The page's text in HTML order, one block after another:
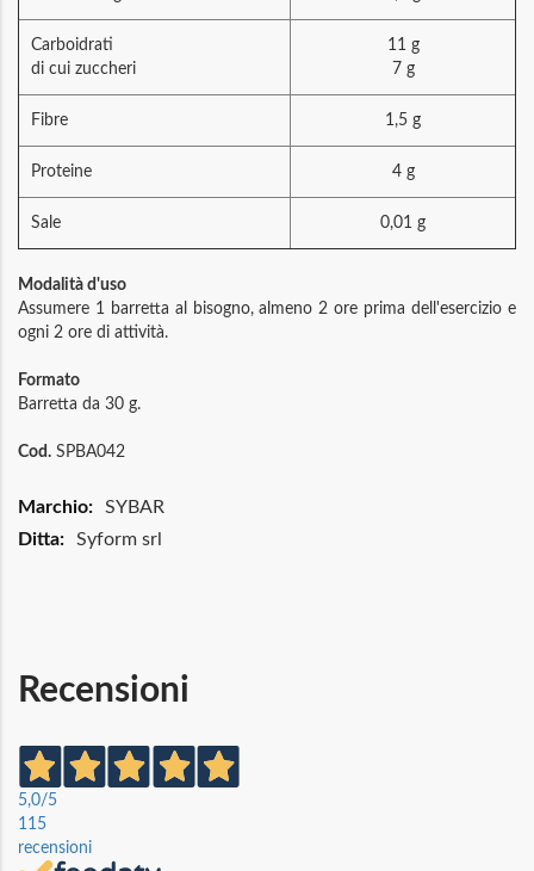
Carboidrati
di cui zuccheri
11 g
7 g
Fibre 1,5 g
Proteine 4 g
Sale 0,01 g
Modalità d'uso
Assumere 1 barretta al bisogno, almeno 2 ore prima dell'esercizio e
ogni 2 ore di attività.
Formato
Barretta da 30 g.
Cod. SPBA042
Maggiori
SYBAR
Syform srl
Recensioni
5,0/5
115
recensioni